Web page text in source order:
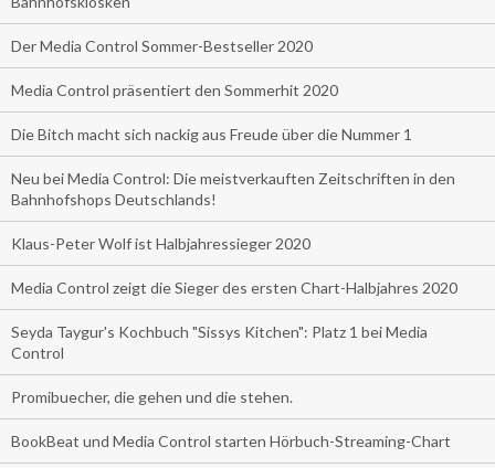
Der Media Control Sommer-Bestseller 2020
Media Control präsentiert den Sommerhit 2020
Die Bitch macht sich nackig aus Freude über die Nummer 1
Neu bei Media Control: Die meistverkauften Zeitschriften in den
Bahnhofshops Deutschlands!
Klaus-Peter Wolf ist Halbjahressieger 2020
Media Control zeigt die Sieger des ersten Chart-Halbjahres 2020
Seyda Taygur's Kochbuch "Sissys Kitchen": Platz 1 bei Media
Control
Promibuecher, die gehen und die stehen.
BookBeat und Media Control starten Hörbuch-Streaming-Chart